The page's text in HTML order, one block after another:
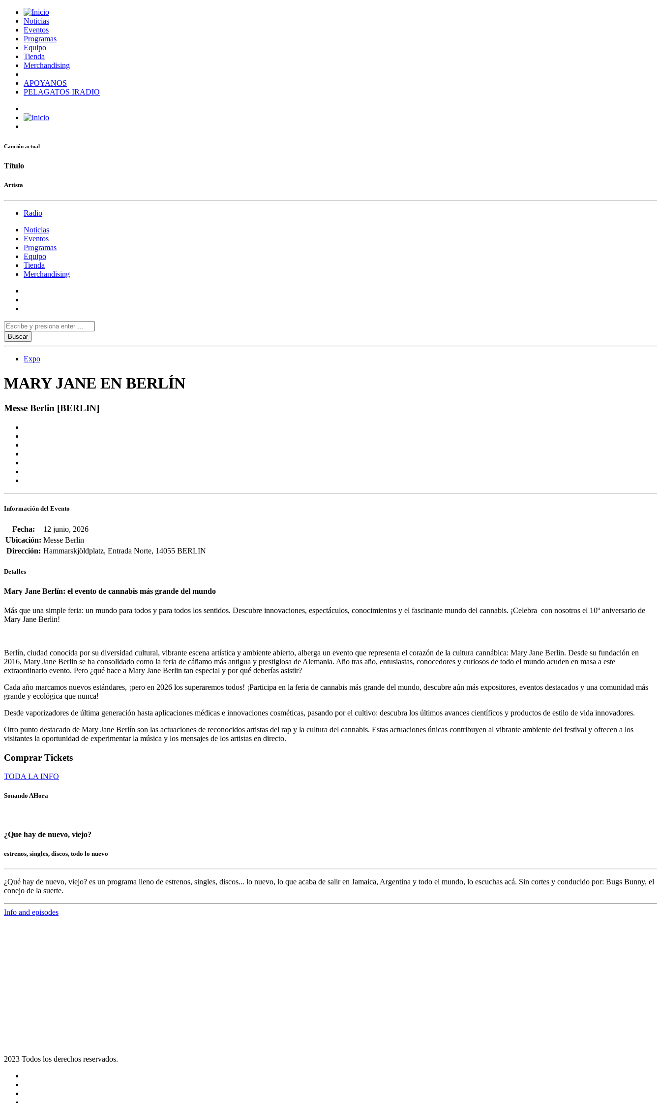
Noticias
Eventos
Programas
Equipo
Tienda
Merchandising
APOYANOS
PELAGATOS IRADIO
Canción actual
Título
Artista
Radio
Noticias
Eventos
Programas
Equipo
Tienda
Merchandising
Expo
MARY JANE EN BERLÍN
Messe Berlin [BERLIN]
Información del Evento
Fecha:
12 junio, 2026
Ubicación: Messe Berlin
Dirección: Hammarskjöldplatz, Entrada Norte, 14055 BERLIN
Detalles
Mary Jane Berlín: el evento de cannabis más grande del mundo
Más que una simple feria: un mundo para todos y para todos los sentidos. Descubre innovaciones, espectáculos, conocimientos y el fascinante mundo del cannabis. ¡Celebra con nosotros el 10º aniversario de
Mary Jane Berlin!
Berlín, ciudad conocida por su diversidad cultural, vibrante escena artística y ambiente abierto, alberga un evento que representa el corazón de la cultura cannábica: Mary Jane Berlin. Desde su fundación en
2016, Mary Jane Berlin se ha consolidado como la feria de cáñamo más antigua y prestigiosa de Alemania. Año tras año, entusiastas, conocedores y curiosos de todo el mundo acuden en masa a este
extraordinario evento. Pero ¿qué hace a Mary Jane Berlin tan especial y por qué deberías asistir?
Cada año marcamos nuevos estándares, ¡pero en 2026 los superaremos todos! ¡Participa en la feria de cannabis más grande del mundo, descubre aún más expositores, eventos destacados y una comunidad más
grande y ecológica que nunca!
Desde vaporizadores de última generación hasta aplicaciones médicas e innovaciones cosméticas, pasando por el cultivo: descubra los últimos avances científicos y productos de estilo de vida innovadores.
Otro punto destacado de Mary Jane Berlín son las actuaciones de reconocidos artistas del rap y la cultura del cannabis. Estas actuaciones únicas contribuyen al vibrante ambiente del festival y ofrecen a los
visitantes la oportunidad de experimentar la música y los mensajes de los artistas en directo.
Comprar Tickets
TODA LA INFO
Sonando AHora
¿Que hay de nuevo, viejo?
estrenos, singles, discos, todo lo nuevo
¿Qué hay de nuevo, viejo? es un programa lleno de estrenos, singles, discos... lo nuevo, lo que acaba de salir en Jamaica, Argentina y todo el mundo, lo escuchas acá. Sin cortes y conducido por: Bugs Bunny, el
conejo de la suerte.
Info and episodes
2023 Todos los derechos reservados.